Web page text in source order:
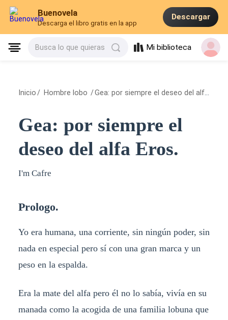
Buenovela
Descarga el libro gratis en la app
Descargar
Busca lo que quieras Mi biblioteca
Inicio / Hombre lobo /Gea: por siempre el deseo del alfa Eros.
Gea: por siempre el
deseo del alfa Eros.
I'm Cafre
Prologo.
Yo era humana, una corriente, sin ningún poder, sin
nada en especial pero sí con una gran marca y un
peso en la espalda.
Era la mate del alfa pero él no lo sabía, vivía en su
manada como la acogida de una familia lobuna que